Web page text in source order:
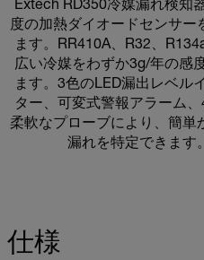
Extech RD350冷媒漏れ検知
度の加熱ダイオードセンサー
ます。RR410A、R32、
広い冷媒をわずか3g/年の感
ます。3色のLED漏出レベル
ター、可変式警報アラーム
柔軟なプローブにより、簡単
漏れを特定できます。
仕様